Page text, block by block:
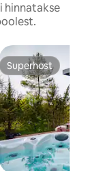
hinnatakse
Superhost
Superhost